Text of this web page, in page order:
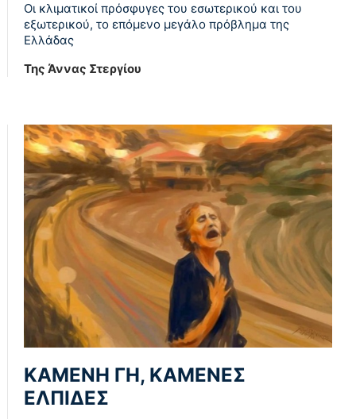
Οι κλιματικοί πρόσφυγες του εσωτερικού και του
εξωτερικού, το επόμενο μεγάλο πρόβλημα της
Ελλάδας
Της Άννας Στεργίου
ΚΑΜΕΝΗ ΓΗ, ΚΑΜΕΝΕΣ
ΕΛΠΙΔΕΣ